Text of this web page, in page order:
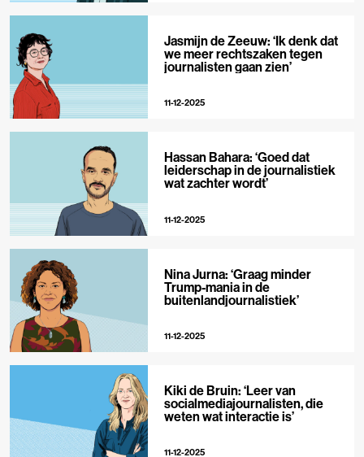
Jasmijn de Zeeuw: ‘Ik denk dat
we meer rechtszaken tegen
journalisten gaan zien’
11-12-2025
Hassan Bahara: ‘Goed dat
leiderschap in de journalistiek
wat zachter wordt’
11-12-2025
Nina Jurna: ‘Graag minder
Trump-mania in de
buitenlandjournalistiek’
11-12-2025
Kiki de Bruin: ‘Leer van
socialmediajournalisten, die
weten wat interactie is’
11-12-2025